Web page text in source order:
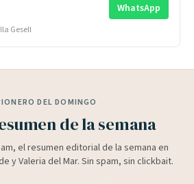
WhatsApp
Gesell
DEL DOMINGO
de la semana
el resumen editorial de la semana en
y Valeria del Mar. Sin spam, sin clickbait.